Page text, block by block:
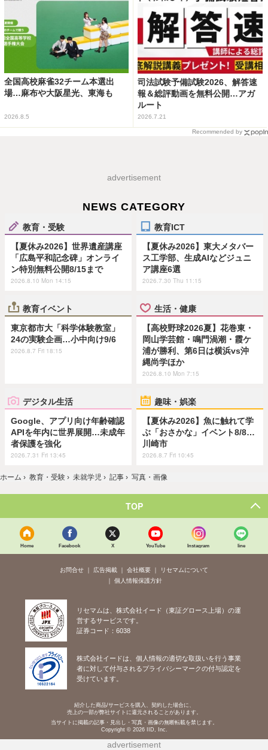
全国高校麻雀32チーム本選出
場…麻布や大阪星光、東海も
2026.8.5
司法試験予備試験2026、解答速
報＆総評動画を無料公開…アガ
ルート
2026.7.21
Recommended by
advertisement
NEWS CATEGORY
教育・受験
【夏休み2026】世界遺産講座
「広島平和記念碑」オンライ
ン特別無料公開8/15まで
2026.8.10 Mon 14:15
教育ICT
【夏休み2026】東大メタバー
ス工学部、生成AIなどジュニ
ア講座6選
2026.7.30 Thu 11:15
教育イベント
東京都市大「科学体験教室」
24の実験企画…小中向け9/6
2026.8.7 Fri 18:15
生活・健康
【高校野球2026夏】花巻東・
岡山学芸館・鳴門渦潮・霞ケ
浦が勝利、第6日は横浜vs沖
縄尚学ほか
2026.8.10 Mon 7:15
デジタル生活
Google、アプリ向け年齢確認
APIを年内に世界展開…未成年
者保護を強化
2026.7.31 Fri 13:45
趣味・娯楽
【夏休み2026】魚に触れて学
ぶ「おさかな」イベント8/8…
川崎市
2026.8.7 Fri 10:45
ホーム › 教育・受験 › 未就学児 › 記事 › 写真・画像
TOP
Home Facebook X YouTube Instagram line
お問合せ 広告掲載 会社概要
リセマムについて
個人情報保護方針
リセマムは、株式会社イード（東証グロース上場）の運
営するサービスです。
証券コード：6038
株式会社イードは、個人情報の適切な取扱いを行う事業
者に対して付与されるプライバシーマークの付与認定を
受けています。
紹介した商品/サービスを購入、契約した場合に、
売上の一部が弊社サイトに還元されることがあります。
当サイトに掲載の記事・見出し・写真・画像の無断転載を禁じます。
Copyright © 2026 IID, Inc.
advertisement